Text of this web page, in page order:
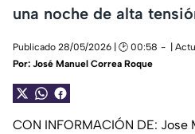
una noche de alta
Publicado 28/05/2026 | 🕑 00:58
|
Por: José Manuel Correa Roque
CON INFORMACIÓN DE: Jose